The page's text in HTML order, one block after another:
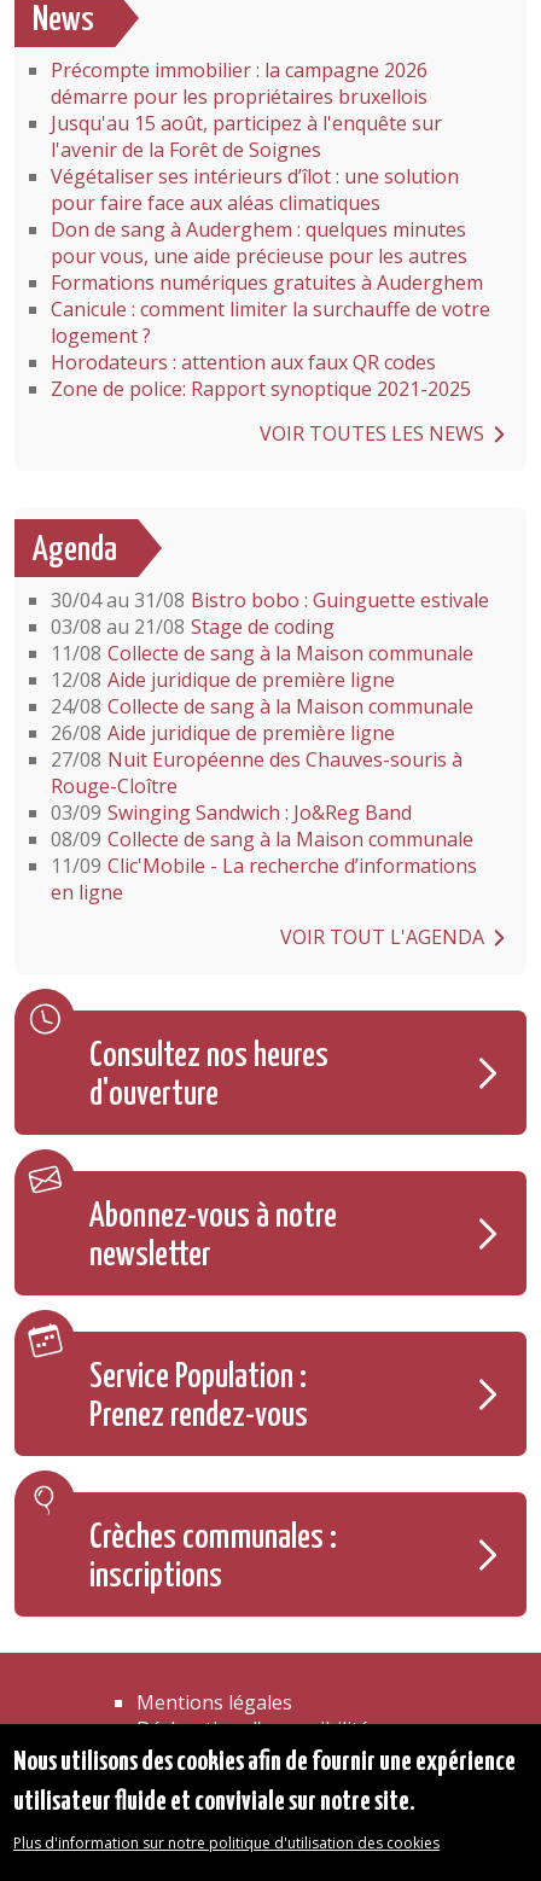
News
Précompte immobilier : la campagne 2026
démarre pour les propriétaires bruxellois
Jusqu'au 15 août, participez à l'enquête sur
l'avenir de la Forêt de Soignes
Végétaliser ses intérieurs d’îlot : une solution
pour faire face aux aléas climatiques
Don de sang à Auderghem : quelques minutes
pour vous, une aide précieuse pour les autres
Formations numériques gratuites à Auderghem
Canicule : comment limiter la surchauffe de votre
logement ?
Horodateurs : attention aux faux QR codes
Zone de police: Rapport synoptique 2021-2025
VOIR TOUTES LES NEWS
Agenda
30/04 au 31/08 Bistro bobo : Guinguette estivale
03/08 au 21/08 Stage de coding
11/08 Collecte de sang à la Maison communale
12/08 Aide juridique de première ligne
24/08 Collecte de sang à la Maison communale
26/08 Aide juridique de première ligne
27/08 Nuit Européenne des Chauves-souris à
Rouge-Cloître
03/09 Swinging Sandwich : Jo&Reg Band
08/09 Collecte de sang à la Maison communale
11/09 Clic'Mobile - La recherche d’informations
en ligne
VOIR TOUT L'AGENDA
Consultez nos heures
d'ouverture
Abonnez-vous à notre
newsletter
Service Population :
Prenez rendez-vous
Crèches communales :
inscriptions
Mentions légales
Déclaration d'accessibilité
Transparence
Les services de l'administration
Organigramme
Nous utilisons des cookies afin de fournir une expérience
utilisateur fluide et conviviale sur notre site.
Plus d'information sur notre politique d'utilisation des cookies